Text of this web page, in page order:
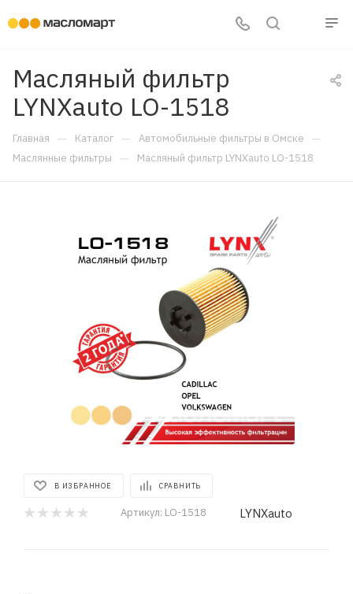
Масляный фильтр
LYNXauto LO-1518
Главная — Каталог — Автомобильные фильтры в Омске —
Маслянные фильтры — Масляный фильтр LYNXauto LO-1518
В ИЗБРАННОЕ СРАВНИТЬ
Артикул: LO-1518 LYNXauto